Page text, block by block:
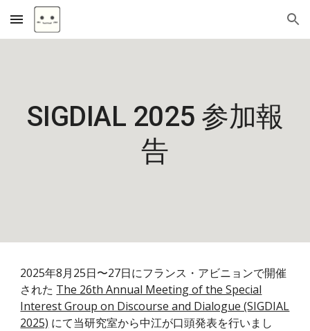
Skip to main content Skip to navigation
SIGDIAL 2025 参加報
告
2025年8月25日〜27日にフランス・アビニョンで開催
された The 26th Annual Meeting of the Special
Interest Group on Discourse and Dialogue (SIGDIAL
2025) にて当研究室から中江が口頭発表を行いまし